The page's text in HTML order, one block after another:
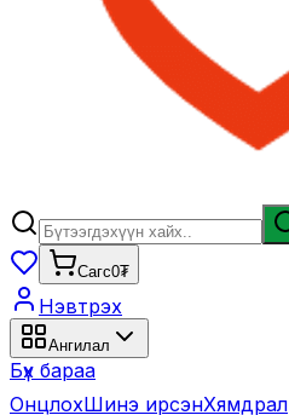
Сагс0₮
Нэвтрэх
Ангилал
Бүх бараа
ОнцлохШинэ ирсэнХямдрал